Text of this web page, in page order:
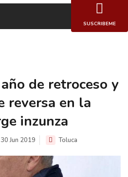
de retroceso y
reversa en la
inzunza
30 Jun 2019 Toluca
SUSCRIBEME